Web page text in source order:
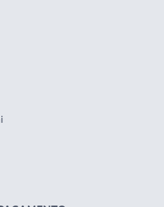
durata lunghissima.